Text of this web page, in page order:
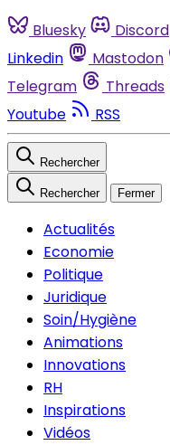
Bluesky Discord
Linkedin
Mastodon
Telegram
Threads
Youtube
RSS
Rechercher
Rechercher Fermer
Actualités
Economie
Politique
Juridique
Soin/Hygiène
Animations
Innovations
RH
Inspirations
Vidéos